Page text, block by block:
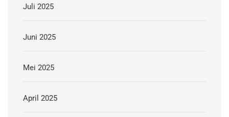
Juli 2025
Juni 2025
Mei 2025
April 2025